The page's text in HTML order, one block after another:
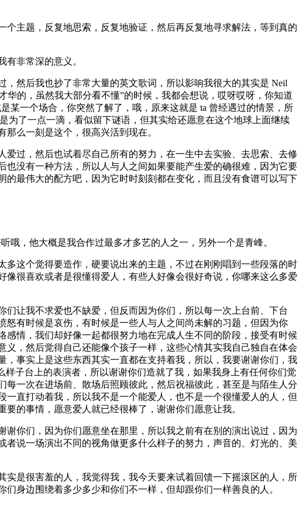
主题，反复地思索，反复地验证，然后再反复地寻求解法，等到真的
非常深的意义。
然后我也抄了非常大量的英文歌词，所以影响我很大的其实是 Neil
的，虽然我大部分看不懂”的时候，我都会想说，哎呀哎呀，你知道
某一个场合，你突然了解了，哦，原来这就是 ta 曾经遇过的情景，所
为了一点一滴，看似留下谜语，但其实给还愿意在这个地球上面继续
么一刻是这个，很高兴活到现在。
过，然后也试着尽自己所有的努力，在一生中去实验、去思索、去修
没有一种方法，所以人与人之间如果要能产生爱的确很难，因为它要
最伟大的配方吧，因为它时时刻刻都在变化，而且没有食谱可以写下
哦，他大概是我合作过最多才多艺的人之一，另外一个是青峰。
这个觉得要造作，硬要说出来的主题，不过在刚刚唱到一些段落的时
很喜欢或者是很懂得爱人，有些人好像会很好奇说，你哪来这么多爱
让我不求爱也不缺爱，但反而因为你们，所以每一次上台前、下台
有时候是哀伤，有时候是一些人与人之间尚未解的习题，但因为你
情，我们却好像一起都很努力地在完成人生不同的阶段，接受有时候
义，然后觉得自己还能像个孩子一样，这些心情其实我自己独自在体会
事实上是这些东西其实一直都在支持着我，所以，我要谢谢你们，我
子台上的表演者，所以谢谢你们造就了我，如果我身上有任何你们觉
一次在进场前、散场后照顾彼此，然后祝福彼此，甚至是与陌生人分
直打动着我，所以我不是一个能爱人，也不是一个很懂爱人的人，但
的事情，愿意爱人就已经很棒了，谢谢你们愿意让我。
你们，因为你们愿意坐在那里，所以我之前有在别的演出说过，因为
说一场演出不同的视角做更多什么样子的努力，声音的、灯光的、美
是很害羞的人，我觉得我，我今天要来试着回馈一下摇滚区的人，所
身边围绕着多少多少和你们不一样，但却跟你们一样善良的人。